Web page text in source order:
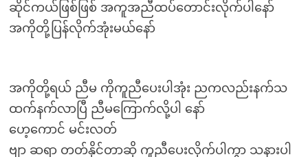
ဆိုင်ကယ်ဖြစ်ဖြစ် အကူအညီထပ်တောင်းလိုက်ပါနော်
အကိုတို့ပြန်လိုက်အုံးမယ်နော်
အကိုတို့ရယ် ညီမ ကိုကူညီပေးပါအုံး ညကလည်းနက်သ
ထက်နက်လာပြီ ညီမကြောက်လို့ပါ နော်
ဟေ့ကောင် မင်းလတ်
ဗျာ ဆရာ တတ်နိုင်တာဆို ကူညီပေးလိုက်ပါကွာ သနားပါ